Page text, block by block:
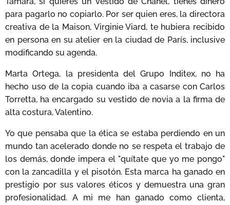
para pagarlo no copiarlo. Por ser quien eres, la directora
creativa de la Maison, Virginie Viard, te hubiera recibido
en persona en su atelier en la ciudad de París, inclusive
modificando su agenda.
Marta Ortega, la presidenta del Grupo Inditex, no ha
hecho uso de la copia cuando iba a casarse con Carlos
Torretta, ha encargado su vestido de novia a la firma de
alta costura, Valentino.
Yo que pensaba que la ética se estaba perdiendo en un
mundo tan acelerado donde no se respeta el trabajo de
los demás, donde impera el "quítate que yo me pongo"
con la zancadilla y el pisotón. Esta marca ha ganado en
prestigio por sus valores éticos y demuestra una gran
profesionalidad. A mi me han ganado como clienta,